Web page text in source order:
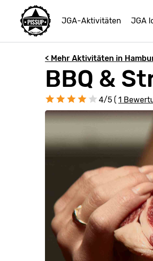
JGA-Aktivitäten JGA
< Mehr Aktivitäten in
BBQ &
4/5 ( 1